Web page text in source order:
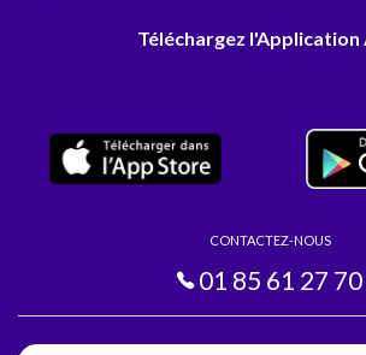
Téléchargez l'Application
CONTACTEZ-NOUS
01 85 61 27 70